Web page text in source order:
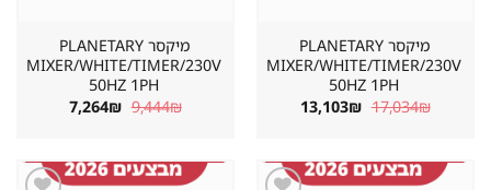
מיקסר PLANETARY
MIXER/WHITE/TIMER/230V
50HZ 1PH
17,034 המחיר
המקורי
13,103 ₪ המחיר
הנוכחי
מיקסר PLANETARY
MIXER/WHITE/TIMER/230V
50HZ 1PH
9,444 המחיר
המקורי
7,264 ₪ המחיר
הנוכחי